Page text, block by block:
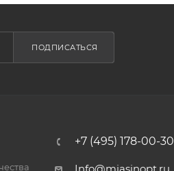
ПОДПИСАТЬСЯ
+7 (495) 178-00-30